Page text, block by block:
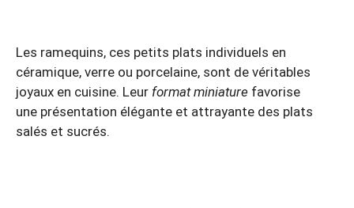
Les ramequins, ces petits plats individuels en
céramique, verre ou porcelaine, sont de véritables
joyaux en cuisine. Leur format miniature favorise
une présentation élégante et attrayante des plats
salés et sucrés.